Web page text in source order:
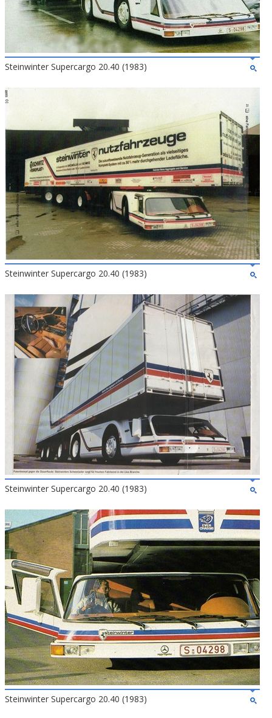
Steinwinter Supercargo 20.40 (1983)
Steinwinter Supercargo 20.40 (1983)
Steinwinter Supercargo 20.40 (1983)
Steinwinter Supercargo 20.40 (1983)